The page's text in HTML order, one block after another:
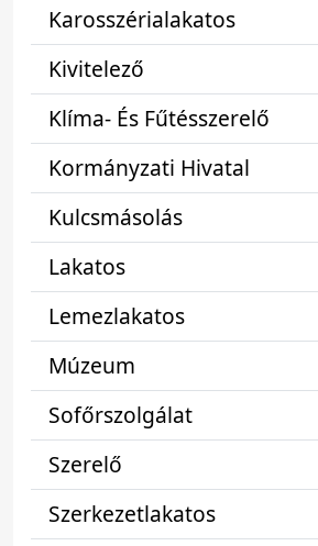
Karosszérialakatos
Kivitelező
Klíma- És Fűtésszerelő
Kormányzati Hivatal
Kulcsmásolás
Lakatos
Lemezlakatos
Múzeum
Sofőrszolgálat
Szerelő
Szerkezetlakatos